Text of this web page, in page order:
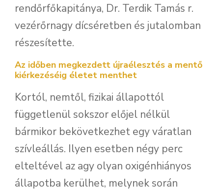
rendőrfőkapitánya, Dr. Terdik Tamás r.
vezérőrnagy dícséretben és jutalomban
részesítette.
Az időben megkezdett újraélesztés a mentő
kiérkezéséig életet menthet
Kortól, nemtől, fizikai állapottól
függetlenül sokszor előjel nélkül
bármikor bekövetkezhet egy váratlan
szívleállás. Ilyen esetben négy perc
elteltével az agy olyan oxigénhiányos
állapotba kerülhet, melynek során